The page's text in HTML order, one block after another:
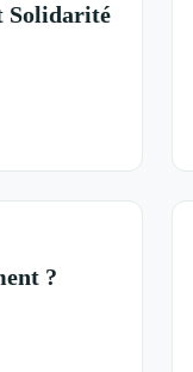
Solidarité
?